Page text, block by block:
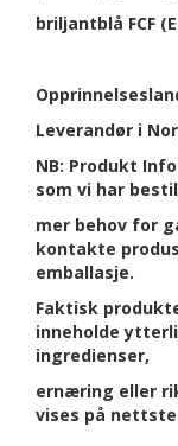
briljantblå FCF
Leverandør i
NB: Produkt
som vi har
mer behov for
kontakte
emballasje.
Faktisk
inneholde
ingredienser,
ernæring eller
vises på